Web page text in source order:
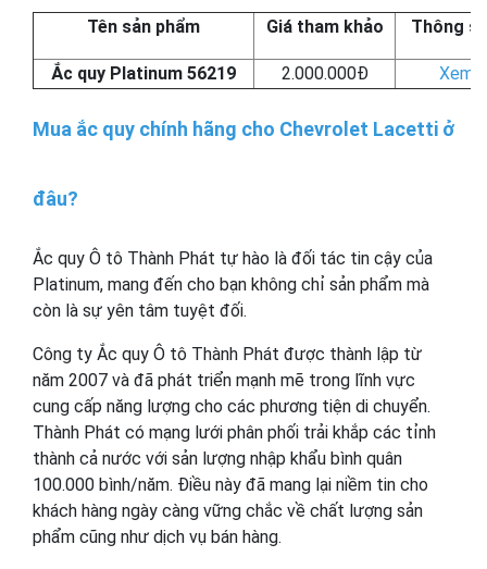
Tên sản phẩm Giá tham khảo Thông
Ắc quy Platinum 56219 2.000.000Đ Xem
Mua ắc quy chính hãng cho Chevrolet Lacetti ở
đâu?
Ắc quy Ô tô Thành Phát tự hào là đối tác tin cậy của
Platinum, mang đến cho bạn không chỉ sản phẩm mà
còn là sự yên tâm tuyệt đối.
Công ty Ắc quy Ô tô Thành Phát được thành lập từ
năm 2007 và đã phát triển mạnh mẽ trong lĩnh vực
cung cấp năng lượng cho các phương tiện di chuyển.
Thành Phát có mạng lưới phân phối trải khắp các tỉnh
thành cả nước với sản lượng nhập khẩu bình quân
100.000 bình/năm. Điều này đã mang lại niềm tin cho
khách hàng ngày càng vững chắc về chất lượng sản
phẩm cũng như dịch vụ bán hàng.